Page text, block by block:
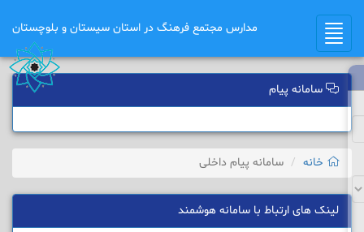
Toggle
navigation
مدارس مجتمع فرهنگ در استان سیستان و بلوچستان
سامانه پیام
خانه سامانه پیام داخلی
لینک های ارتباط با سامانه هوشمند